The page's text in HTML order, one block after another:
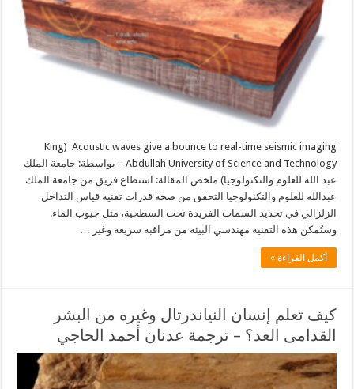
Acoustic waves give a bounce to real-time seismic imaging (King
Abdullah University of Science and Technology – بواسطة: جامعة الملك
عبد الله للعلوم والتكنولوجيا) ملخص المقالة: استطاع فريق من جامعة الملك
عبدالله للعلوم والتكنولوجيا التحقق من صحة قدرات تقنية قياس التداخل
الزلزالي في تحديد السمات الفريدة تحت السطحية، مثل جيوب الماء.
وستُمكن هذه التقنية مهندسي البيئة من مراقبة سريعة وغير …
أكمل القراءة »
كيف تعلم إنسان النياندرتال وغيره من البشر
القدامى العد؟ – ترجمة عدنان أحمد الحاجي